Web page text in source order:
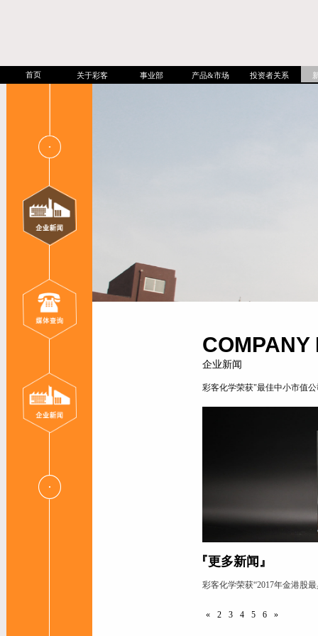
首页 关于彩客 事业部 产品&市场 投资者关系
COMPANY
企业新闻
彩客化学荣获"最佳中小市值
『更多新闻』
彩客化学荣获“2017年金港股
« 2 3 4 5 6 »